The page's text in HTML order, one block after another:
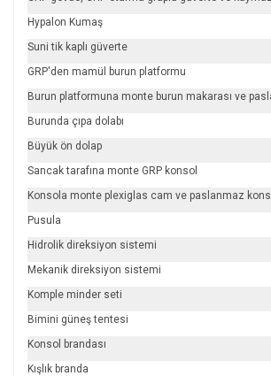
Hypalon Kumaş
Suni tik kaplı güverte
GRP'den mamül burun platformu
Burun platformuna monte burun makarası ve
Burunda çıpa dolabı
Büyük ön dolap
Sancak tarafına monte GRP konsol
Konsola monte plexiglas cam ve paslanmaz
Pusula
Hidrolik direksiyon sistemi
Mekanik direksiyon sistemi
Komple minder seti
Bimini güneş tentesi
Konsol brandası
Kışlık branda